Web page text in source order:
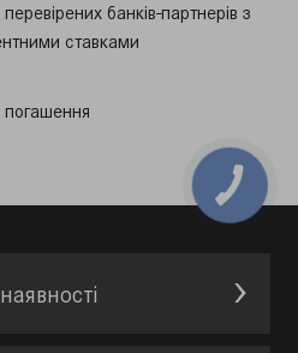
перевiрених банкiв-партнерiв з
ставками